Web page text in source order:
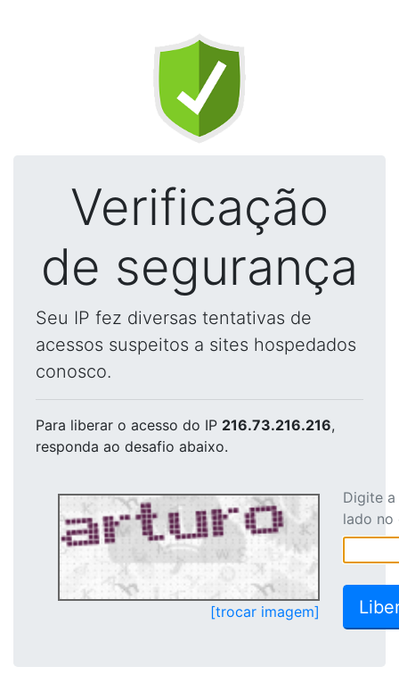
Verificação
de segurança
Seu IP fez diversas tentativas de
acessos suspeitos a sites hospedados
conosco.
Para liberar o acesso do IP 216.73.216.216,
responda ao desafio abaixo.
[trocar imagem]
Digite
lado no